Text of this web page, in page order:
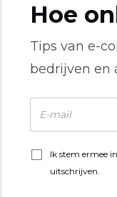
Hoe
Tips van e-
bedrijven en
Ik stem ermee
uitschrijven.